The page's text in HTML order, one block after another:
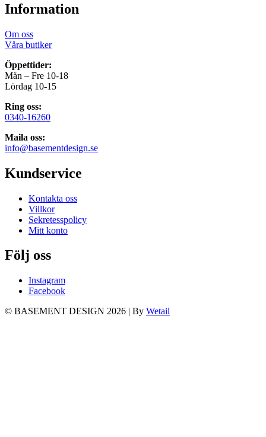
Information
Om oss
Våra butiker
Öppettider:
Mån – Fre 10-18
Lördag 10-15
Ring oss:
0340-16260
Maila oss:
info@basementdesign.se
Kundservice
Kontakta oss
Villkor
Sekretesspolicy
Mitt konto
Följ oss
Instagram
Facebook
© BASEMENT DESIGN 2026 | By Wetail